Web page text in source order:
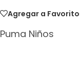
Agregar a
Puma Niños